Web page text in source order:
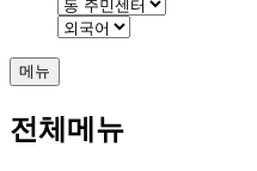
메뉴
전체메뉴